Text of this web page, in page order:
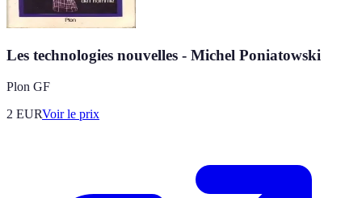
Les technologies nouvelles - Michel Poniatowski
Plon GF
2 EURVoir le prix